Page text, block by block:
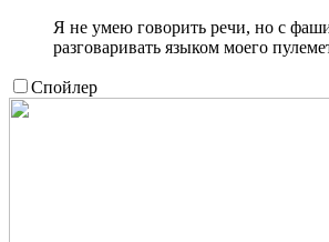
Я не умею говорить речи, но с
разговаривать языком моего
Спойлер